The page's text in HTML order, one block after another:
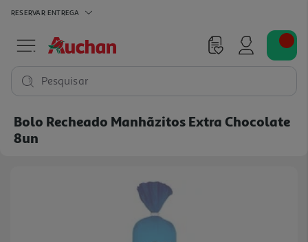
RESERVAR ENTREGA
Pesquisar
Bolo Recheado Manhãzitos Extra Chocolate
8un